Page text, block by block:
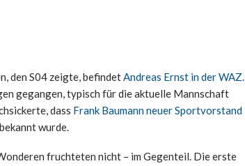
den S04 zeigte, befindetAndreas Ernst in der WAZ.
gegangen, typisch für die aktuelle Mannschaft
dass Frank Baumann neuer Sportvorstand
bekannt wurde.
fruchteten nicht – im Gegenteil. Die erste